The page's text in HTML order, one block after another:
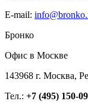
E-mail:
Бронко
Офис в Москве
143968 г. Москва,
Тел.: +7 (495) 150-